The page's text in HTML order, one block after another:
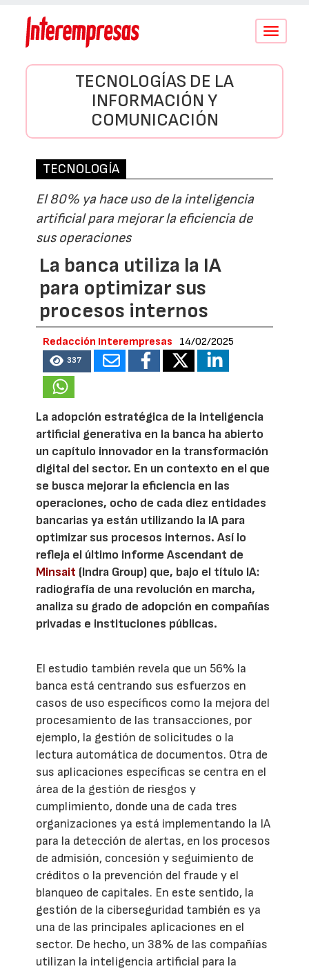
Conmutar
TECNOLOGÍAS DE LA
INFORMACIÓN Y
COMUNICACIÓN
TECNOLOGÍA
El 80% ya hace uso de la inteligencia
artificial para mejorar la eficiencia de
sus operaciones
La banca utiliza la IA
para optimizar sus
procesos internos
Redacción Interempresas 14/02/2025
337
La adopción estratégica de la inteligencia
artificial generativa en la banca ha abierto
un capítulo innovador en la transformación
digital del sector. En un contexto en el que
se busca mejorar la eficiencia en las
operaciones, ocho de cada diez entidades
bancarias ya están utilizando la IA para
optimizar sus procesos internos. Así lo
refleja el último informe Ascendant de
Minsait (Indra Group) que, bajo el título IA:
radiografía de una revolución en marcha,
analiza su grado de adopción en compañías
privadas e instituciones públicas.
El estudio también revela que un 56% la
banca está centrando sus esfuerzos en
casos de uso específicos como la mejora del
procesamiento de las transacciones, por
ejemplo, la gestión de solicitudes o la
lectura automática de documentos. Otra de
sus aplicaciones específicas se centra en el
área de la gestión de riesgos y
cumplimiento, donde una de cada tres
organizaciones ya está implementando la IA
para la detección de alertas, en los procesos
de admisión, concesión y seguimiento de
créditos o la prevención del fraude y el
blanqueo de capitales. En este sentido, la
gestión de la ciberseguridad también es ya
una de las principales aplicaciones en el
sector. De hecho, un 38% de las compañías
utilizan la inteligencia artificial para la